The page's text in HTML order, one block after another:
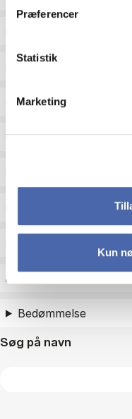
Præferencer
Statistik
Marketing
Kun
Type
Undervisningsperiode
Undervisningsform
Fagområder til
Bedømmelse
Søg på navn